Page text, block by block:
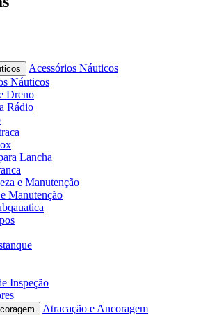
Acessórios Náuticos
Náuticos
Dreno
Rádio
Lancha
e Manutenção
Manutenção
Inspeção
Atracação e Ancoragem